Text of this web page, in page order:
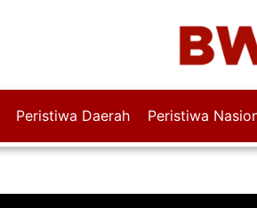
Peristiwa Daerah Peristiwa